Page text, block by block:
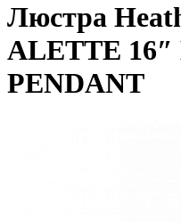
Люстра
ALETTE
PENDANT